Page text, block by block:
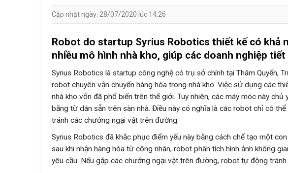
Cập nhật ngày: 28/07/2020 lúc 14:26
Robot do startup Syrius Robotics thiết kế có khả
nhiều mô hình nhà kho, giúp các doanh nghiệp
Syrius Robotics là startup công nghệ có trụ sở chính tại Thâm Quyến,
robot chuyên vận chuyển hàng hóa trong nhà kho. Việc sử dụng các
nhà kho vốn đã phổ biến trên thế giới. Tuy nhiên, các máy móc này
băng từ dán sẵn trên sàn nhà. Điều này có nghĩa là các robot chỉ có
tránh các chướng ngại vật trên đường.
Syrius Robotics đã khắc phục điểm yếu này bằng cách chế tạo một
sau khi nhận hàng hóa từ công nhân, robot phân tích hình ảnh không
yêu cầu. Nếu gặp các chướng ngại vật trên đường, robot tự động